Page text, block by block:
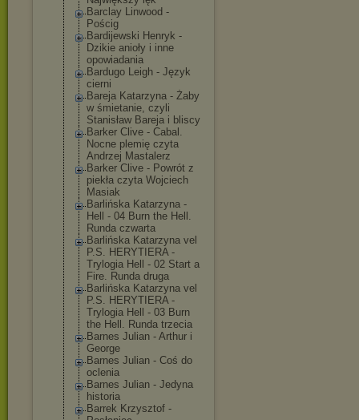
Barclay Linwood -
Pościg
Bardijewski Henryk -
Dzikie anioły i inne
opowiadania
Bardugo Leigh - Język
cierni
Bareja Katarzyna - Żaby
w śmietanie, czyli
Stanisław Bareja i bliscy
Barker Clive - Cabal.
Nocne plemię czyta
Andrzej Mastalerz
Barker Clive - Powrót z
piekła czyta Wojciech
Masiak
Barlińska Katarzyna -
Hell - 04 Burn the Hell.
Runda czwarta
Barlińska Katarzyna vel
P.S. HERYTIERA -
Trylogia Hell - 02 Start a
Fire. Runda druga
Barlińska Katarzyna vel
P.S. HERYTIERA -
Trylogia Hell - 03 Burn
the Hell. Runda trzecia
Barnes Julian - Arthur i
George
Barnes Julian - Coś do
oclenia
Barnes Julian - Jedyna
historia
Barrek Krzysztof -